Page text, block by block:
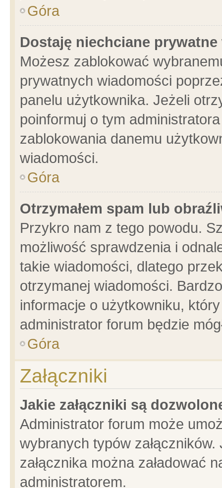
Góra
Dostaję niechciane
Możesz zablokować
prywatnych wiadomości
panelu użytkownika. Jeżeli
poinformuj o tym
zablokowania danemu
wiadomości.
Góra
Otrzymałem spam lub
Przykro nam z tego powodu.
możliwość sprawdzenia i
takie wiadomości, dlatego
otrzymanej wiadomości.
informacje o użytkowniku,
administrator forum będzie
Góra
Załączniki
Jakie załączniki są
Administrator forum może
wybranych typów
załącznika można załadować
administratorem.